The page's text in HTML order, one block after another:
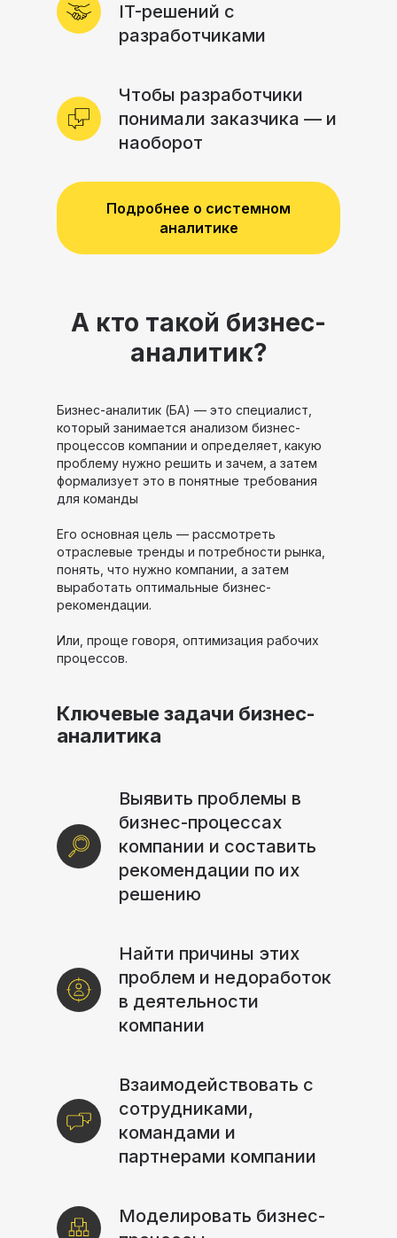
IT-решений с
разработчиками
Чтобы разработчики
понимали заказчика — и
наоборот
Подробнее о системном
аналитике
А кто такой бизнес-
аналитик?
Бизнес-аналитик (БА) — это специалист,
который занимается анализом бизнес-
процессов компании и определяет, какую
проблему нужно решить и зачем, а затем
формализует это в понятные требования
для команды
Его основная цель — рассмотреть
отраслевые тренды и потребности рынка,
понять, что нужно компании, а затем
выработать оптимальные бизнес-
рекомендации.
Или, проще говоря, оптимизация рабочих
процессов.
Ключевые задачи бизнес-
аналитика
Выявить проблемы в
бизнес-процессах
компании и составить
рекомендации по их
решению
Найти причины этих
проблем и недоработок
в деятельности
компании
Взаимодействовать с
сотрудниками,
командами и
партнерами компании
Моделировать бизнес-